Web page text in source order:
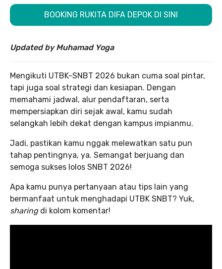
BOOKING RUKITA DIFA DEPOK DI SINI
Updated by Muhamad Yoga
Mengikuti UTBK-SNBT 2026 bukan cuma soal pintar,
tapi juga soal strategi dan kesiapan. Dengan
memahami jadwal, alur pendaftaran, serta
mempersiapkan diri sejak awal, kamu sudah
selangkah lebih dekat dengan kampus impianmu.
Jadi, pastikan kamu nggak melewatkan satu pun
tahap pentingnya, ya. Semangat berjuang dan
semoga sukses lolos SNBT 2026!
Apa kamu punya pertanyaan atau tips lain yang
bermanfaat untuk menghadapi UTBK SNBT? Yuk,
sharingdi kolom komentar!